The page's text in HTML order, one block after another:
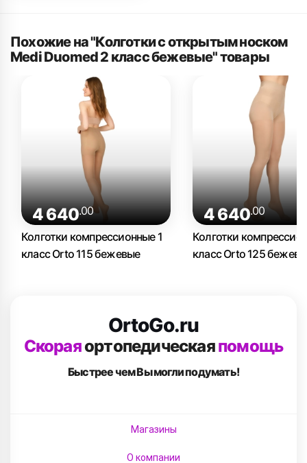
Похожие на "Колготки с открытым носком
Medi Duomed 2 класс бежевые" товары
4 640.00
Колготки компрессионные 1
класс Orto 115 бежевые
4 640.00
Колготки
класс Orto 125
OrtoGo.ru
Скораяортопедическаяпомощь
Быстрее чем Вымогли подумать!
Магазины
О компании